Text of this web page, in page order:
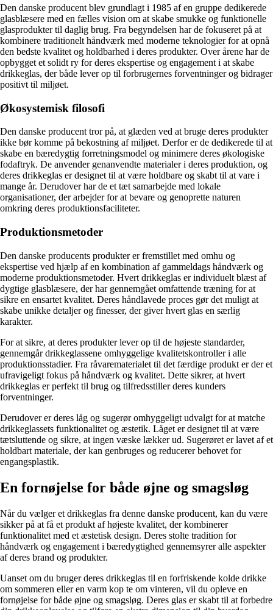
Den danske producent blev grundlagt i 1985 af en gruppe dedikerede
glasblæsere med en fælles vision om at skabe smukke og funktionelle
glasprodukter til daglig brug. Fra begyndelsen har de fokuseret på at
kombinere traditionelt håndværk med moderne teknologier for at opnå
den bedste kvalitet og holdbarhed i deres produkter. Over årene har de
opbygget et solidt ry for deres ekspertise og engagement i at skabe
drikkeglas, der både lever op til forbrugernes forventninger og bidrager
positivt til miljøet.
Økosystemisk filosofi
Den danske producent tror på, at glæden ved at bruge deres produkter
ikke bør komme på bekostning af miljøet. Derfor er de dedikerede til at
skabe en bæredygtig forretningsmodel og minimere deres økologiske
fodaftryk. De anvender genanvendte materialer i deres produktion, og
deres drikkeglas er designet til at være holdbare og skabt til at vare i
mange år. Derudover har de et tæt samarbejde med lokale
organisationer, der arbejder for at bevare og genoprette naturen
omkring deres produktionsfaciliteter.
Produktionsmetoder
Den danske producents produkter er fremstillet med omhu og
ekspertise ved hjælp af en kombination af gammeldags håndværk og
moderne produktionsmetoder. Hvert drikkeglas er individuelt blæst af
dygtige glasblæsere, der har gennemgået omfattende træning for at
sikre en ensartet kvalitet. Deres håndlavede proces gør det muligt at
skabe unikke detaljer og finesser, der giver hvert glas en særlig
karakter.
For at sikre, at deres produkter lever op til de højeste standarder,
gennemgår drikkeglassene omhyggelige kvalitetskontroller i alle
produktionsstadier. Fra råvarematerialet til det færdige produkt er der et
ufravigeligt fokus på håndværk og kvalitet. Dette sikrer, at hvert
drikkeglas er perfekt til brug og tilfredsstiller deres kunders
forventninger.
Derudover er deres låg og sugerør omhyggeligt udvalgt for at matche
drikkeglassets funktionalitet og æstetik. Låget er designet til at være
tætsluttende og sikre, at ingen væske lækker ud. Sugerøret er lavet af et
holdbart materiale, der kan genbruges og reducerer behovet for
engangsplastik.
En fornøjelse for både øjne og smagsløg
Når du vælger et drikkeglas fra denne danske producent, kan du være
sikker på at få et produkt af højeste kvalitet, der kombinerer
funktionalitet med et æstetisk design. Deres stolte tradition for
håndværk og engagement i bæredygtighed gennemsyrer alle aspekter
af deres brand og produkter.
Uanset om du bruger deres drikkeglas til en forfriskende kolde drikke
om sommeren eller en varm kop te om vinteren, vil du opleve en
fornøjelse for både øjne og smagsløg. Deres glas er skabt til at forbedre